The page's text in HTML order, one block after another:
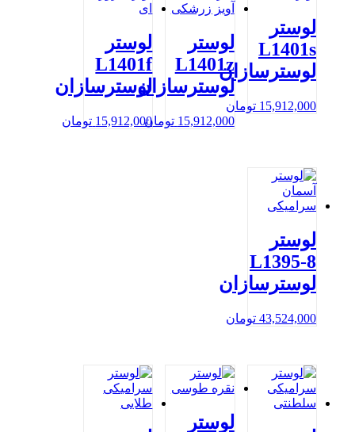
لوستر
L1401s
لوسترسازان
15,912,000 تومان
لوستر
L1401z
لوسترسازان
15,912,000 تومان
لوستر
L1401f
لوسترسازان
15,912,000 تومان
لوستر
L1395-8
لوسترسازان
43,524,000 تومان
لوستر